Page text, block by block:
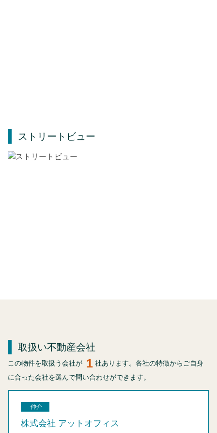
ストリートビュー
取扱い不動産会社
この物件を取扱う会社が 1 社あります。各社の特徴からご自身
に合った会社を選んで問い合わせができます。
仲介
株式会社 アットオフィス